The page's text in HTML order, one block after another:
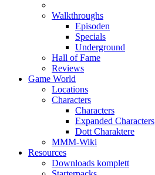
Walkthroughs
Episoden
Specials
Underground
Hall of Fame
Reviews
Game World
Locations
Characters
Characters
Expanded Characters
Dott Charaktere
MMM-Wiki
Resources
Downloads komplett